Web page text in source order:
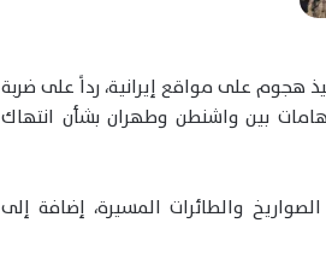
هجوم على مواقع إيرانية، رداً على ضربة
بين واشنطن وطهران بشأن انتهاك
والطائرات المسيرة، إضافة إلى